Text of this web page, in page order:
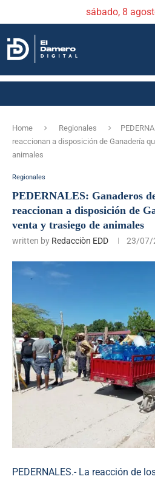
sábado, 8
Home Regionales
reaccionan a disposición de Ganadería
animales
Regionales
PEDERNALES: Ganaderos
reaccionan a disposición de
venta y trasiego de animales
written by Redacciòn EDD 23/07/
PEDERNALES.- La reacción de